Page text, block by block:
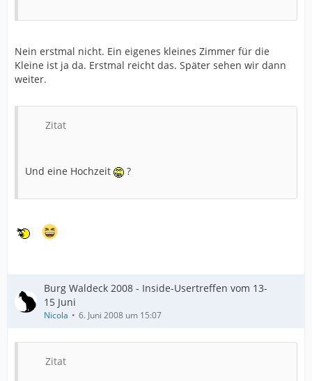
Nein erstmal nicht. Ein eigenes kleines Zimmer für die
Kleine ist ja da. Erstmal reicht das. Später sehen wir dann
weiter.
Zitat
Und eine Hochzeit ?
Burg Waldeck 2008 - Inside-Usertreffen vom 13-
15 Juni
Nicola 6. Juni 2008 um 15:07
Zitat